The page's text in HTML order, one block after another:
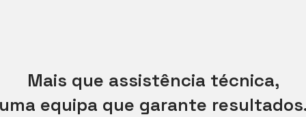
Mais que assistência técnica,
uma equipa que garante